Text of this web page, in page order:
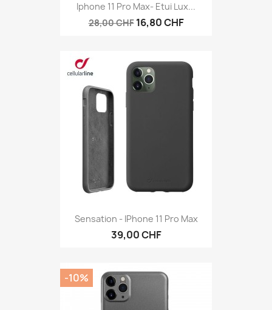
Iphone 11 Pro Max- Etui Lux...
28,00 CHF 16,80 CHF
Sensation - IPhone 11 Pro Max
39,00 CHF
-10%